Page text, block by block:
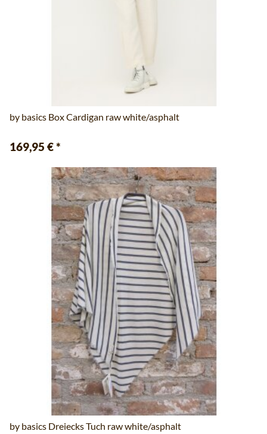
by basics Box Cardigan raw white/asphalt
169,95 €*
by basics Dreiecks Tuch raw white/asphalt